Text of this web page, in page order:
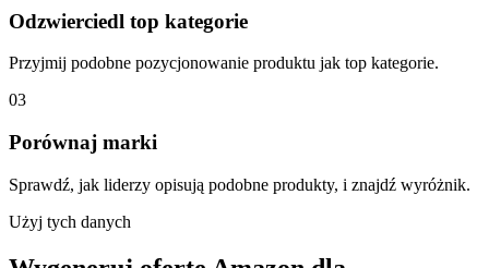
Odzwierciedl top kategorie
Przyjmij podobne pozycjonowanie produktu jak top kategorie.
03
Porównaj marki
Sprawdź, jak liderzy opisują podobne produkty, i znajdź wyróżnik.
Użyj tych danych